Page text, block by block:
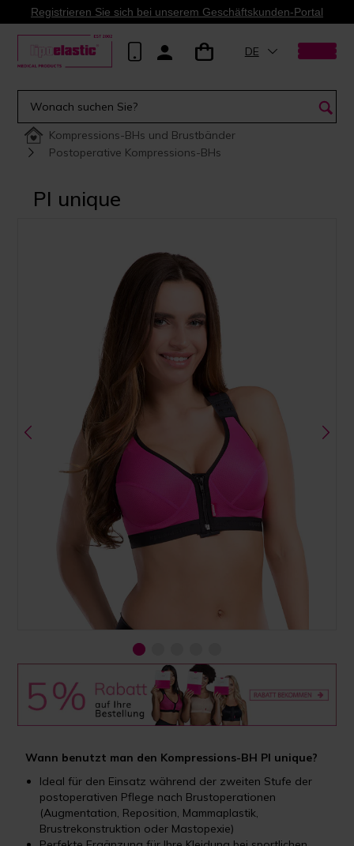
Registrieren Sie sich bei unserem Geschäftskunden-Portal
DE
Kompressions-BHs und Brustbänder
Postoperative Kompressions-BHs
PI unique
Wann benutzt man den Kompressions-BH PI unique?
Ideal für den Einsatz während der zweiten Stufe der
postoperativen Pflege nach Brustoperationen
(Augmentation, Reposition, Mammaplastik,
Brustrekonstruktion oder Mastopexie)